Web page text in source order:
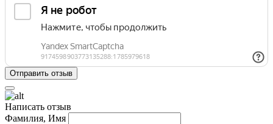
Написать отзыв
Фамилия, Имя